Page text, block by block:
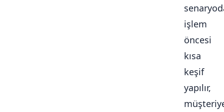
işlem
öncesi
kısa
keşif
yapılır,